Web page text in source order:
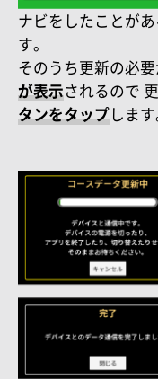
ナビをしたことが
す。
そのうち更新の必
が表示されるので
タンをタップします